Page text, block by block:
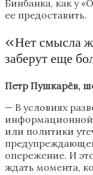
Бинбанка, как у
ее предоставить.
«Нет смысла
заберут еще
Петр Пушкарёв,
— В условиях
информационной
или политики
опережение. И
ждать момента,